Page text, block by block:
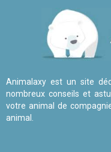
Animalaxy est un site
nombreux conseils et
votre animal de
animal.